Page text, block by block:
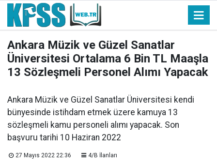
Ankara Müzik ve Güzel Sanatlar
Üniversitesi Ortalama 6 Bin TL Maaşla
13 Sözleşmeli Personel Alımı Yapacak
Ankara Müzik ve Güzel Sanatlar Üniversitesi kendi
bünyesinde istihdam etmek üzere kamuya 13
sözleşmeli kamu personeli alımı yapacak. Son
başvuru tarihi 10 Haziran 2022
27 Mayıs 2022 22:36 4/B İlanları